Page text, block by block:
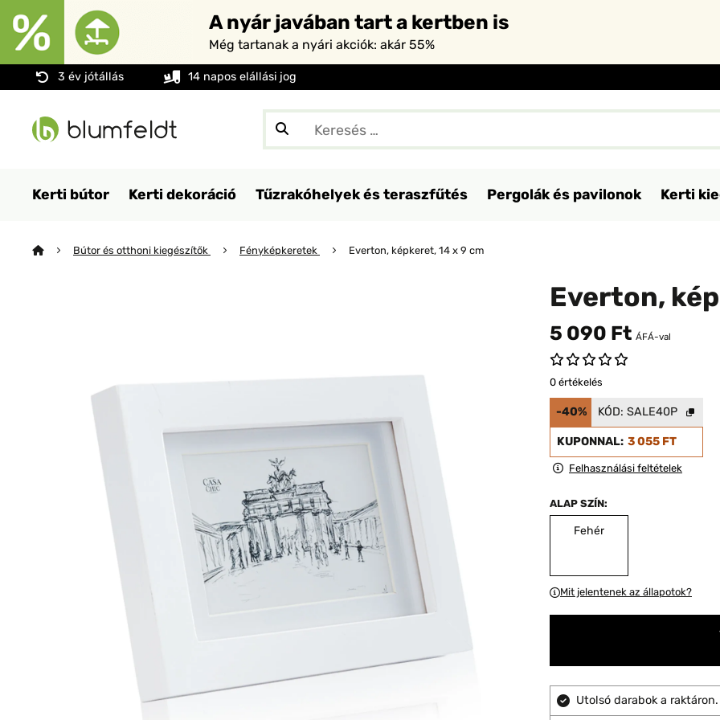
A nyár javában tart a kertben is
Még tartanak a nyári akciók: akár 55%
3 év jótállás 14 napos elállási jog
Kerti bútor Kerti dekoráció Tűzrakóhelyek és teraszfűtés Pergolák és pavilonok Kerti
Bútor és otthoni kiegészítők Fényképkeretek Everton, képkeret, 14 x 9 cm
Everton,
5 090 Ft ÁFÁ-val
0 értékelés
-40% KÓD: SALE40P
KUPONNAL: 3 055 FT
Felhasználási feltételek
ALAP SZÍN:
Fehér
Mit jelentenek az állapotok?
Utolsó darabok a raktáron.